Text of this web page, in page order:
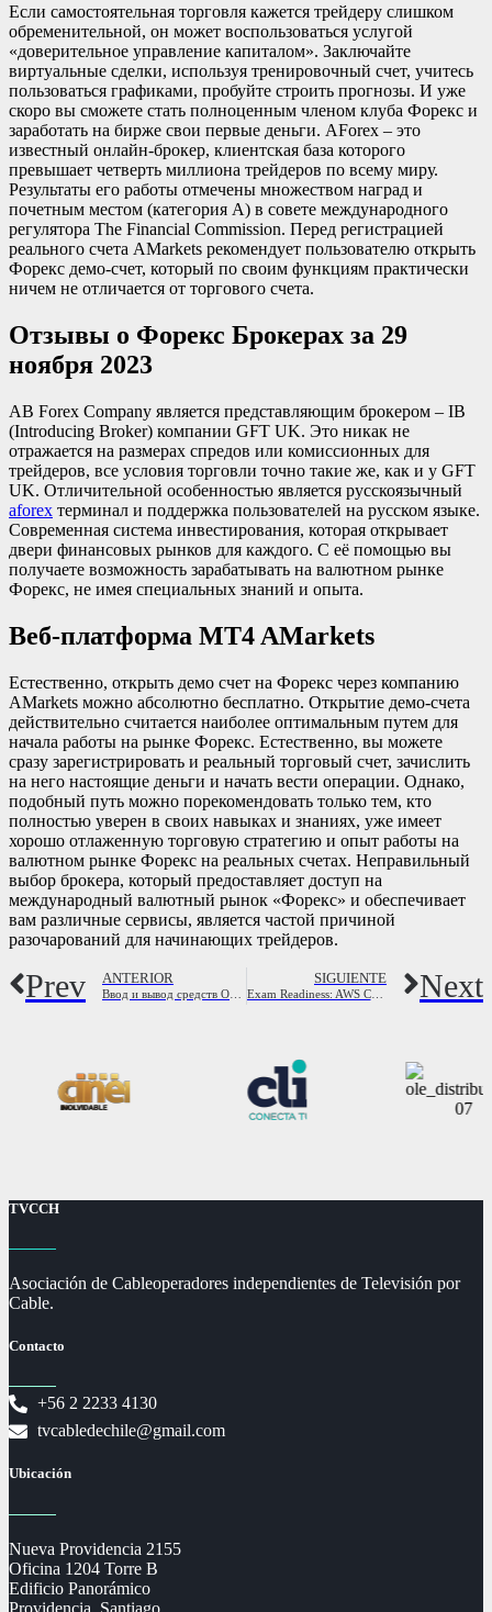
Если самостоятельная торговля кажется трейдеру слишком
обременительной, он может воспользоваться услугой
«доверительное управление капиталом». Заключайте
виртуальные сделки, используя тренировочный счет, учитесь
пользоваться графиками, пробуйте строить прогнозы. И уже
скоро вы сможете стать полноценным членом клуба Форекс и
заработать на бирже свои первые деньги. AForex – это
известный онлайн-брокер, клиентская база которого
превышает четверть миллиона трейдеров по всему миру.
Результаты его работы отмечены множеством наград и
почетным местом (категория А) в совете международного
регулятора The Financial Commission. Перед регистрацией
реального счета AMarkets рекомендует пользователю открыть
Форекс демо-счет, который по своим функциям практически
ничем не отличается от торгового счета.
Отзывы о Форекс Брокерах за 29
ноября 2023
AB Forex Company является представляющим брокером – IB
(Introducing Broker) компании GFT UK. Это никак не
отражается на размерах спредов или комиссионных для
трейдеров, все условия торговли точно такие же, как и у GFT
UK. Отличительной особенностью является русскоязычный
aforex терминал и поддержка пользователей на русском языке.
Современная система инвестирования, которая открывает
двери финансовых рынков для каждого. С её помощью вы
получаете возможность зарабатывать на валютном рынке
Форекс, не имея специальных знаний и опыта.
Веб-платформа MT4 AMarkets
Естественно, открыть демо счет на Форекс через компанию
AMarkets можно абсолютно бесплатно. Открытие демо-счета
действительно считается наиболее оптимальным путем для
начала работы на рынке Форекс. Естественно, вы можете
сразу зарегистрировать и реальный торговый счет, зачислить
на него настоящие деньги и начать вести операции. Однако,
подобный путь можно порекомендовать только тем, кто
полностью уверен в своих навыках и знаниях, уже имеет
хорошо отлаженную торговую стратегию и опыт работы на
валютном рынке Форекс на реальных счетах. Неправильный
выбор брокера, который предоставляет доступ на
международный валютный рынок «Форекс» и обеспечивает
вам различные сервисы, является частой причиной
разочарований для начинающих трейдеров.
Prev ANTERIOR SIGUIENTE
Exam Readiness: AWS Certified Security Specialty Classroom Training Next
TVCCH
Asociación de Cableoperadores independientes de Televisión por
Cable.
Contacto
+56 2 2233 4130
tvcabledechile@gmail.com
Ubicación
Nueva Providencia 2155
Oficina 1204 Torre B
Edificio Panorámico
Providencia, Santiago